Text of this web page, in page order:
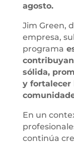
agosto.
Jim Green,
empresa,
programa
sólida,
y fortalecer
En un
continúa